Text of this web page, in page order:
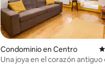
Condominio en Centro
Una joya en el corazón antiguo